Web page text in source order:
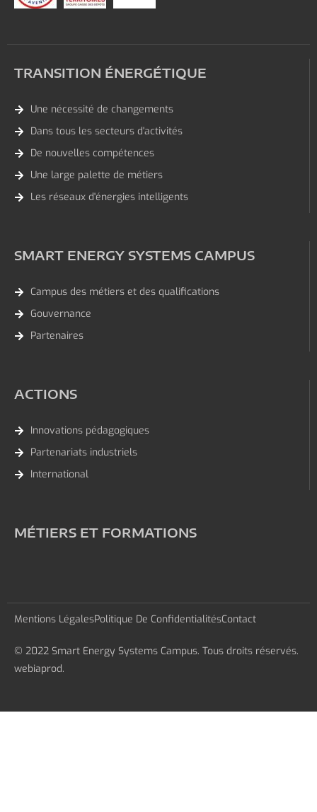
TRANSITION ÉNERGÉTIQUE
Une nécessité de changements
Dans tous les secteurs d'activités
De nouvelles compétences
Une large palette de métiers
Les réseaux d'énergies intelligents
SMART ENERGY SYSTEMS CAMPUS
Campus des métiers et des qualifications
Gouvernance
Partenaires
ACTIONS
Innovations pédagogiques
Partenariats industriels
International
MÉTIERS ET FORMATIONS
Mentions LégalesPolitique De ConfidentialitésContact
© 2022 Smart Energy Systems Campus. Tous droits réservés.
webiaprod.